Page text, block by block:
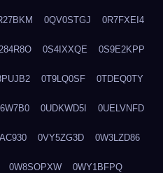
0QV0STGJ 0R7FXEI4
0S4IXXQE 0S9E2KPP
0T9LQ0SF 0TDEQ0TY
0UDKWD5I 0UELVNFD
0VY5ZG3D 0W3LZD86
0W8SOPXW 0WY1BFPQ